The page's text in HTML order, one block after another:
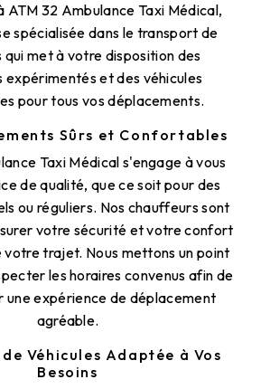
ATM 32 Ambulance Taxi Médical,
spécialisée dans le transport de
qui met à votre disposition des
expérimentés et des véhicules
pour tous vos déplacements.
Sûrs et Confortables
Taxi Médical s'engage à vous
de qualité, que ce soit pour des
ou réguliers. Nos chauffeurs sont
votre sécurité et votre confort
votre trajet. Nous mettons un point
les horaires convenus afin de
une expérience de déplacement
agréable.
Véhicules Adaptée à Vos
Besoins